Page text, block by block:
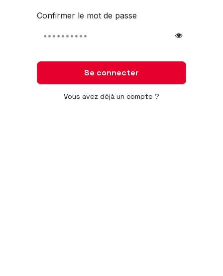
Confirmer le mot de passe
Se connecter
Vous avez déjà un compte ?